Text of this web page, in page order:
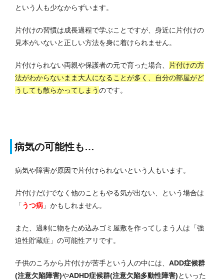
という人も少なからずいます。
片付けの習慣は成長過程で学ぶことですが、身近に片付けの
見本がいないと正しい方法を身に着けられません。
片付けられない両親や保護者の元で育った場合、
片付けの方
法がわからないまま大人になることが多く、自分の部屋がど
うしても散らかってしまうのです。
病気の可能性も…
病気や障害が原因で片付けられないという人もいます。
片付けだけでなく他のこともやる気が出ない、という場合は
「うつ病 」かもしれません。
また、過剰に物をため込みゴミ屋敷を作ってしまう人は「強
迫性貯蔵症」の可能性アリです。
子供のころから片付けが苦手という人の中には、 ADD症候群
(注意欠陥障害)やADHD症候群(注意欠陥多動性障害)といった